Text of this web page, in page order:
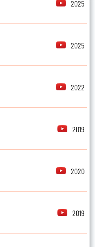
2025
2025
2022
2019
2020
2019